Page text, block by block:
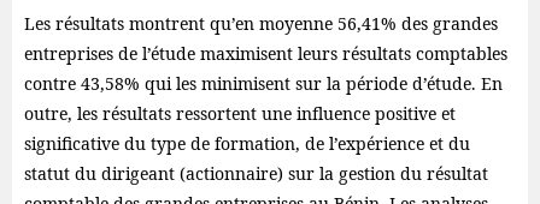
Les résultats montrent qu’en moyenne 56,41% des grandes
entreprises de l’étude maximisent leurs résultats comptables
contre 43,58% qui les minimisent sur la période d’étude. En
outre, les résultats ressortent une influence positive et
significative du type de formation, de l’expérience et du
statut du dirigeant (actionnaire) sur la gestion du résultat